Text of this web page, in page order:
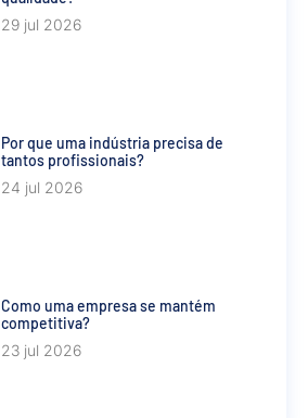
29 jul 2026
Por que uma indústria precisa de
tantos profissionais?
24 jul 2026
Como uma empresa se mantém
competitiva?
23 jul 2026